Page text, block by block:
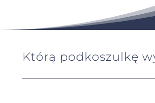
Którą podkoszulkę